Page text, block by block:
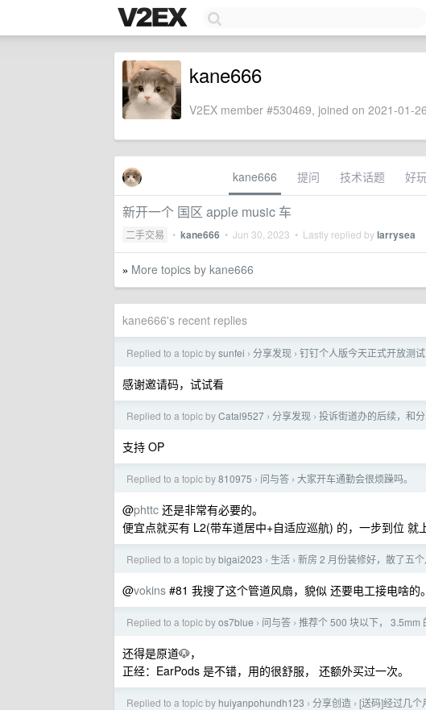
kane666
V2EX member #530469, joined on 2021-01-
kane666 提问 技术话题 好
新开一个 国区 apple music 车
二手交易 • kane666 • Jun 30, 2023 • Lastly replied bylarrysea
» More topics by kane666
kane666's recent replies
Replied to a topic bysunfei › 分享发现 › 钉钉个人版今天正式开放测试
感谢邀请码，试试看
Replied to a topic byCatal9527 › 分享发现 › 投诉街道办的后续，和分
支持 OP
Replied to a topic by810975 › 问与答 › 大家开车通勤会很烦躁吗。
@phttc 还是非常有必要的。
便宜点就买有 L2(带车道居中+自适应巡航) 的，一步到位 就
Replied to a topic bybigai2023 › 生活 › 新房 2 月份装修好，散了五
@vokins #81 我搜了这个管道风扇，貌似 还要电工接电啥的
Replied to a topic byos7blue › 问与答 › 推荐个 500 块以下， 3.5mm
还得是原道🐶，
正经：EarPods 是不错，用的很舒服， 还额外买过一次。
Replied to a topic by huiyanpohundh123 › 分享创造 › [送码]经过几个